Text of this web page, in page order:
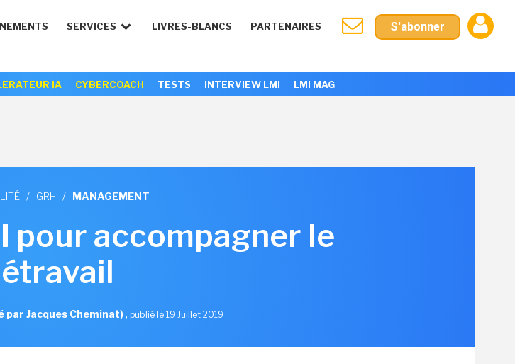
SERVICES LIVRES-BLANCS PARTENAIRES S'abonner
IA CYBERCOACH TESTS INTERVIEW LMI LMI MAG
/ GRH / MANAGEMENT
pour accompagner le
par Jacques Cheminat), publié le 19 Juillet 2019